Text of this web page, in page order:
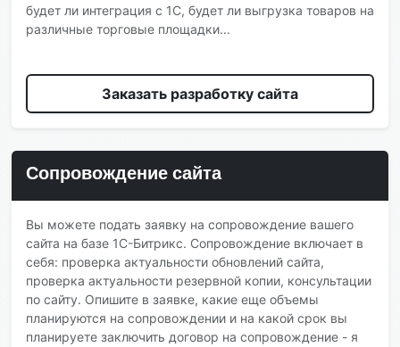
будет ли интеграция с 1С, будет ли выгрузка товаров на
различные торговые площадки...
Заказать разработку сайта
Сопровождение сайта
Вы можете подать заявку на сопровождение вашего
сайта на базе 1С-Битрикс. Сопровождение включает в
себя: проверка актуальности обновлений сайта,
проверка актуальности резервной копии, консультации
по сайту. Опишите в заявке, какие еще объемы
планируются на сопровождении и на какой срок вы
планируете заключить договор на сопровождение - я